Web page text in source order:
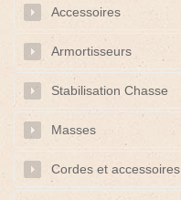
Accessoires
Armortisseurs
Stabilisation Chasse
Masses
Cordes et accessoires